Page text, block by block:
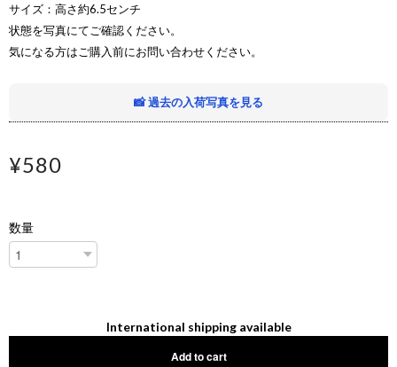
サイズ：高さ約6.5センチ
状態を写真にてご確認ください。
気になる方はご購入前にお問い合わせください。
📸 過去の入荷写真を見る
¥580
数量
International shipping available
Add to cart